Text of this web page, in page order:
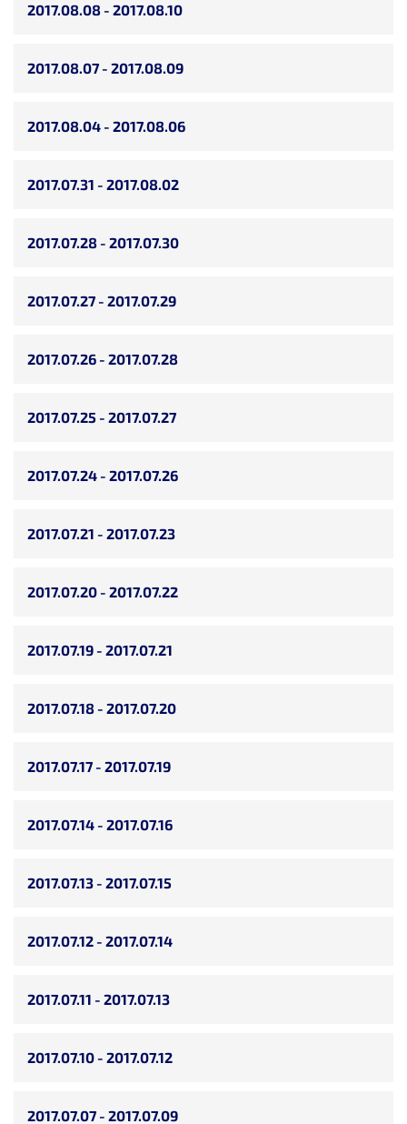
2017.07.07 - 2017.07.09
2017.07.10 - 2017.07.12
2017.07.11 - 2017.07.13
2017.07.12 - 2017.07.14
2017.07.13 - 2017.07.15
2017.07.14 - 2017.07.16
2017.07.17 - 2017.07.19
2017.07.18 - 2017.07.20
2017.07.19 - 2017.07.21
2017.07.20 - 2017.07.22
2017.07.21 - 2017.07.23
2017.07.24 - 2017.07.26
2017.07.25 - 2017.07.27
2017.07.26 - 2017.07.28
2017.07.27 - 2017.07.29
2017.07.28 - 2017.07.30
2017.07.31 - 2017.08.02
2017.08.04 - 2017.08.06
2017.08.07 - 2017.08.09
2017.08.08 - 2017.08.10